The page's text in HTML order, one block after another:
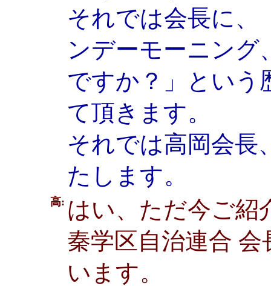
それでは会長に、
ンデーモーニング
ですか？」という
て頂きます。
それでは高岡会長
たします。
高: はい、ただ今ご紹
秦学区自治連合
います。